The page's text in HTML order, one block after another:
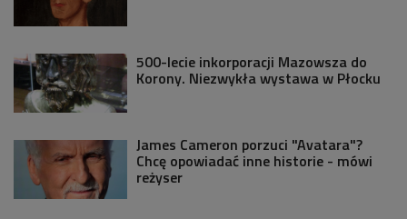
500-lecie inkorporacji Mazowsza do
Korony. Niezwykła wystawa w Płocku
James Cameron porzuci "Avatara"?
Chcę opowiadać inne historie - mówi
reżyser